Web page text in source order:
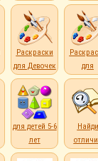
лет
детей
Раскраски
для Девочек
для
для детей 5-6
лет
Найди